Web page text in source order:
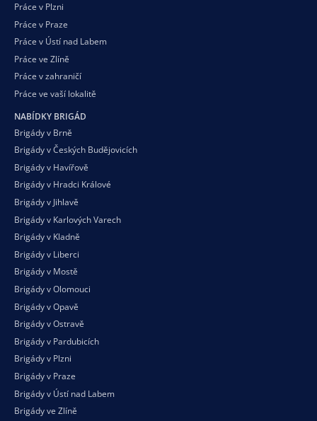
Práce v Plzni
Práce v Praze
Práce v Ústí nad Labem
Práce ve Zlíně
Práce v zahraničí
Práce ve vaší lokalitě
NABÍDKY BRIGÁD
Brigády v Brně
Brigády v Českých Budějovicích
Brigády v Havířově
Brigády v Hradci Králové
Brigády v Jihlavě
Brigády v Karlových Varech
Brigády v Kladně
Brigády v Liberci
Brigády v Mostě
Brigády v Olomouci
Brigády v Opavě
Brigády v Ostravě
Brigády v Pardubicích
Brigády v Plzni
Brigády v Praze
Brigády v Ústí nad Labem
Brigády ve Zlíně